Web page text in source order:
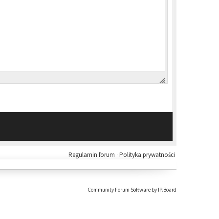
Polityka prywatności
Regulamin forum ·
Community Forum Software by IP.Board